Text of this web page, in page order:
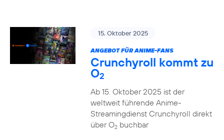
15. Oktober 2025
ANGEBOT FÜR ANIME-FANS
Crunchyroll kommt zu
O2
Ab 15. Oktober 2025 ist der
weltweit führende Anime-
Streamingdienst Crunchyroll direkt
über O2buchbar